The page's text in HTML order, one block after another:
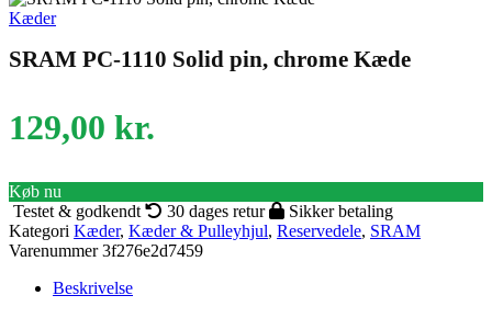
Kæder
SRAM PC-1110 Solid pin, chrome Kæde
129,00 kr.
Køb nu
Testet & godkendt
30 dages retur
Sikker betaling
Kategori Kæder, Kæder & Pulleyhjul, Reservedele, SRAM
Varenummer 3f276e2d7459
Beskrivelse